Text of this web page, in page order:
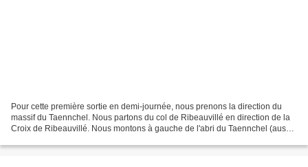
Pour cette première sortie en demi-journée, nous prenons la direction du
massif du Taennchel. Nous partons du col de Ribeauvillé en direction de la
Croix de Ribeauvillé. Nous montons à gauche de l'abri du Taennchel (aussi